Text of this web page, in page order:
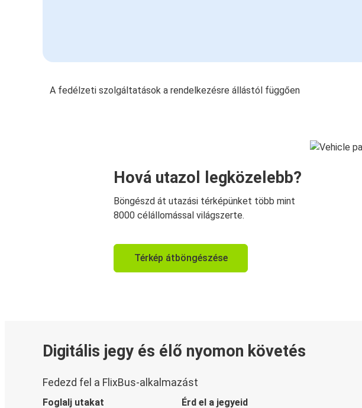
A fedélzeti szolgáltatások a rendelkezésre állástól függően
Hová utazol legközelebb?
Böngészd át utazási térképünket több mint
8000 célállomással világszerte.
Térkép átböngészése
Digitális jegy és élő nyomon követés
Fedezd fel a FlixBus-alkalmazást
Foglalj utakat Érd el a jegyeid